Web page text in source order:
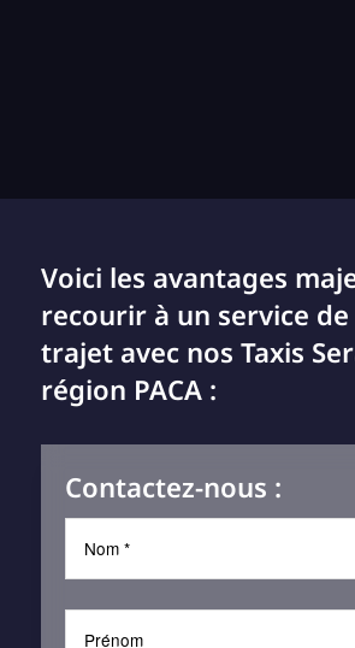
Voici les avantages
recourir à un service
trajet avec nos Taxis
région PACA :
Contactez-nous :